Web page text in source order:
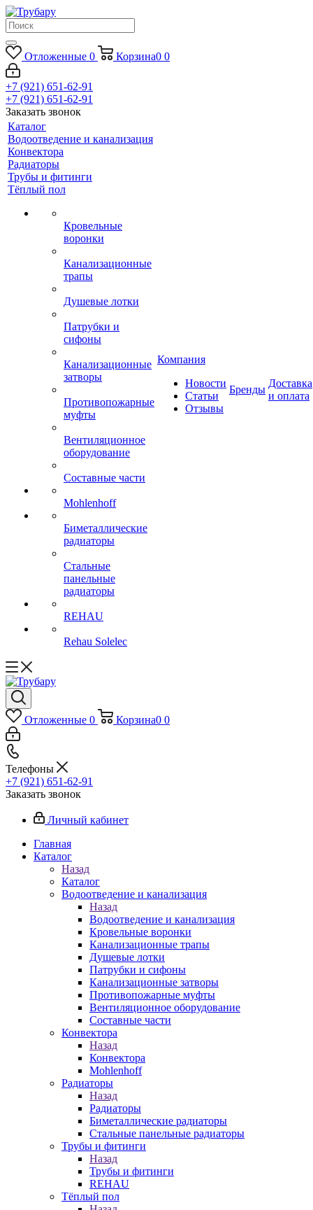
Отложенные 0 Корзина0 0
+7 (921) 651-62-91
+7 (921) 651-62-91
Заказать звонок
Каталог
Водоотведение и канализация
Конвектора
Радиаторы
Трубы и фитинги
Тёплый пол
Кровельные
воронки
Канализационные
трапы
Душевые лотки
Патрубки и
сифоны
Канализационные
затворы
Противопожарные
муфты
Вентиляционное
оборудование
Составные части
Mohlenhoff
Биметаллические
радиаторы
Стальные
панельные
радиаторы
REHAU
Rehau Solelec
Компания
Новости
Статьи
Отзывы
Бренды
Доставка
и оплата
Отложенные 0 Корзина0 0
Телефоны
+7 (921) 651-62-91
Заказать звонок
Личный кабинет
Главная
Каталог
Назад
Каталог
Водоотведение и канализация
Назад
Водоотведение и канализация
Кровельные воронки
Канализационные трапы
Душевые лотки
Патрубки и сифоны
Канализационные затворы
Противопожарные муфты
Вентиляционное оборудование
Составные части
Конвектора
Назад
Конвектора
Mohlenhoff
Радиаторы
Назад
Радиаторы
Биметаллические радиаторы
Стальные панельные радиаторы
Трубы и фитинги
Назад
Трубы и фитинги
REHAU
Тёплый пол